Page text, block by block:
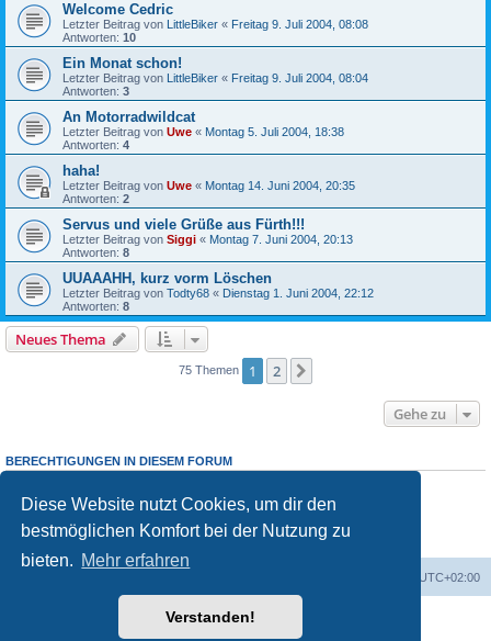
Diese Website nutzt Cookies, um dir den
bestmöglichen Komfort bei der Nutzung zu
bieten. Mehr erfahren
Verstanden!
Welcome Cedric
Letzter Beitrag von LittleBiker « Freitag 9. Juli 2004, 08:08
Antworten: 10
Ein Monat schon!
Letzter Beitrag von LittleBiker « Freitag 9. Juli 2004, 08:04
Antworten: 3
An Motorradwildcat
Letzter Beitrag von Uwe « Montag 5. Juli 2004, 18:38
Antworten: 4
haha!
Letzter Beitrag von Uwe « Montag 14. Juni 2004, 20:35
Antworten: 2
Servus und viele Grüße aus Fürth!!!
Letzter Beitrag von Siggi « Montag 7. Juni 2004, 20:13
Antworten: 8
UUAAAHH, kurz vorm Löschen
Letzter Beitrag von Todty68 « Dienstag 1. Juni 2004, 22:12
Antworten: 8
Neues Thema
75 Themen 1 2
Gehe zu
BERECHTIGUNGEN IN DIESEM FORUM
Du darfst
keine Antworten zu Themen in diesem Forum erstellen.
Du darfst deine Beiträge in diesem Forumnichtändern.
Du darfst deine Beiträge in diesem Forum nicht löschen.
keine
UTC+02:00
Powered byphpBB® Forum Software © phpBB Limited
phpBB.de